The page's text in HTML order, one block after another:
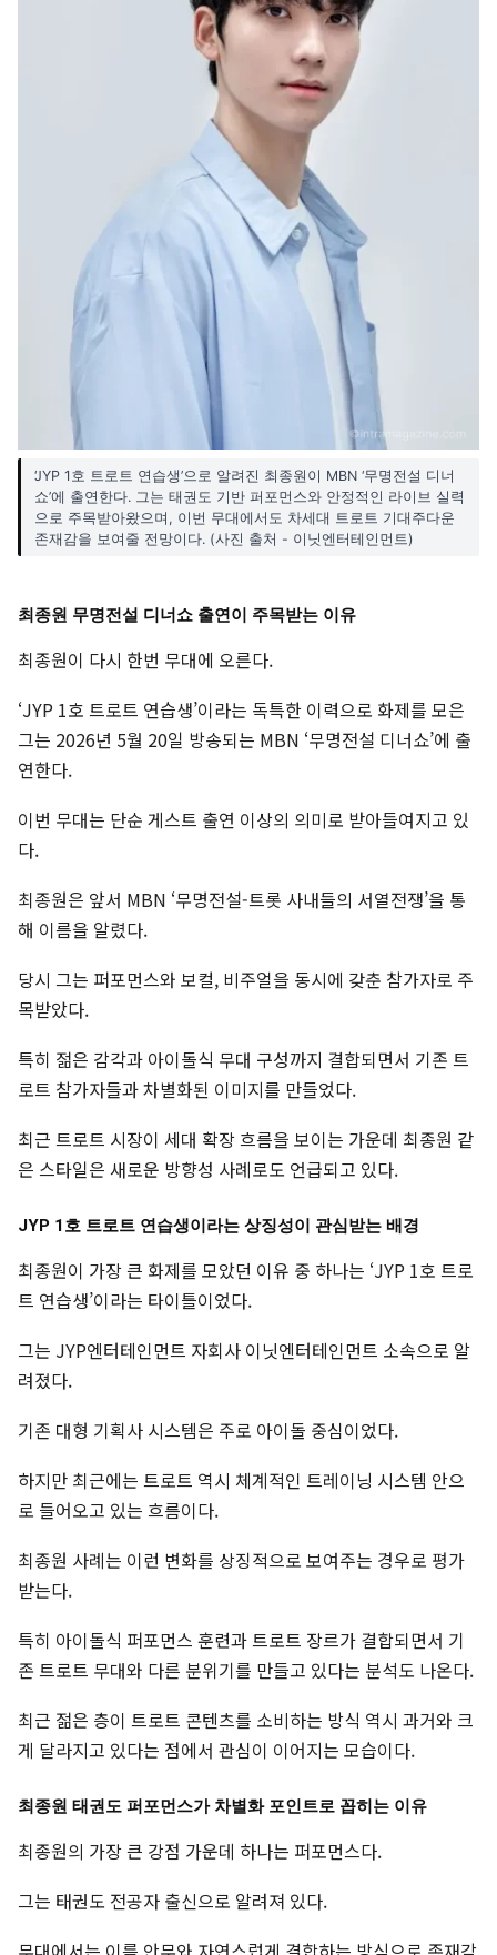
‘JYP 1호 트로트 연습생’으로 알려진 최종원이 MBN ‘무명전설 디너
쇼’에 출연한다. 그는 태권도 기반 퍼포먼스와 안정적인 라이브 실력
으로 주목받아왔으며, 이번 무대에서도 차세대 트로트 기대주다운
존재감을 보여줄 전망이다. (사진 출처 - 이닛엔터테인먼트)
최종원 무명전설 디너쇼 출연이 주목받는 이유
최종원이 다시 한번 무대에 오른다.
‘JYP 1호 트로트 연습생’이라는 독특한 이력으로 화제를 모은
그는 2026년 5월 20일 방송되는 MBN ‘무명전설 디너쇼’에 출
연한다.
이번 무대는 단순 게스트 출연 이상의 의미로 받아들여지고 있
다.
최종원은 앞서 MBN ‘무명전설-트롯 사내들의 서열전쟁’을 통
해 이름을 알렸다.
당시 그는 퍼포먼스와 보컬, 비주얼을 동시에 갖춘 참가자로 주
목받았다.
특히 젊은 감각과 아이돌식 무대 구성까지 결합되면서 기존 트
로트 참가자들과 차별화된 이미지를 만들었다.
최근 트로트 시장이 세대 확장 흐름을 보이는 가운데 최종원 같
은 스타일은 새로운 방향성 사례로도 언급되고 있다.
JYP 1호 트로트 연습생이라는 상징성이 관심받는 배경
최종원이 가장 큰 화제를 모았던 이유 중 하나는 ‘JYP 1호 트로
트 연습생’이라는 타이틀이었다.
그는 JYP엔터테인먼트 자회사 이닛엔터테인먼트 소속으로 알
려졌다.
기존 대형 기획사 시스템은 주로 아이돌 중심이었다.
하지만 최근에는 트로트 역시 체계적인 트레이닝 시스템 안으
로 들어오고 있는 흐름이다.
최종원 사례는 이런 변화를 상징적으로 보여주는 경우로 평가
받는다.
특히 아이돌식 퍼포먼스 훈련과 트로트 장르가 결합되면서 기
존 트로트 무대와 다른 분위기를 만들고 있다는 분석도 나온다.
최근 젊은 층이 트로트 콘텐츠를 소비하는 방식 역시 과거와 크
게 달라지고 있다는 점에서 관심이 이어지는 모습이다.
최종원 태권도 퍼포먼스가 차별화 포인트로 꼽히는 이유
최종원의 가장 큰 강점 가운데 하나는 퍼포먼스다.
그는 태권도 전공자 출신으로 알려져 있다.